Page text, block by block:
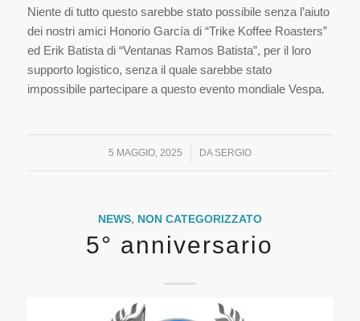
Niente di tutto questo sarebbe stato possibile senza l’aiuto
dei nostri amici Honorio García di “Trike Koffee Roasters”
ed Erik Batista di “Ventanas Ramos Batista”, per il loro
supporto logistico, senza il quale sarebbe stato
impossibile partecipare a questo evento mondiale Vespa.
5 MAGGIO, 2025
/ DA SERGIO
NEWS, NON CATEGORIZZATO
5° anniversario